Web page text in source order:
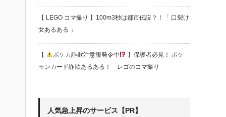
【 LEGO コマ撮り 】100m3秒は都市伝説？！「 口裂け
女あるある 」
【 ポケカ詐欺注意報発令中
】保護者必見！ ポケ
モンカード詐欺あるある！ レゴのコマ撮り
人気急上昇のサービス【PR】